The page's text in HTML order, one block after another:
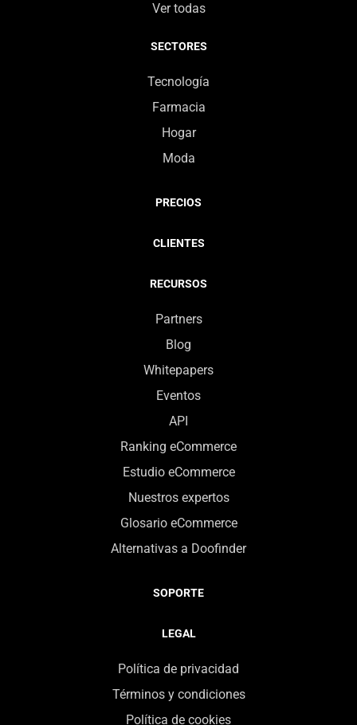
Ver todas
SECTORES
Tecnología
Farmacia
Hogar
Moda
PRECIOS
CLIENTES
RECURSOS
Partners
Blog
Whitepapers
Eventos
API
Ranking eCommerce
Estudio eCommerce
Nuestros expertos
Glosario eCommerce
Alternativas a Doofinder
SOPORTE
LEGAL
Política de privacidad
Términos y condiciones
Política de cookies